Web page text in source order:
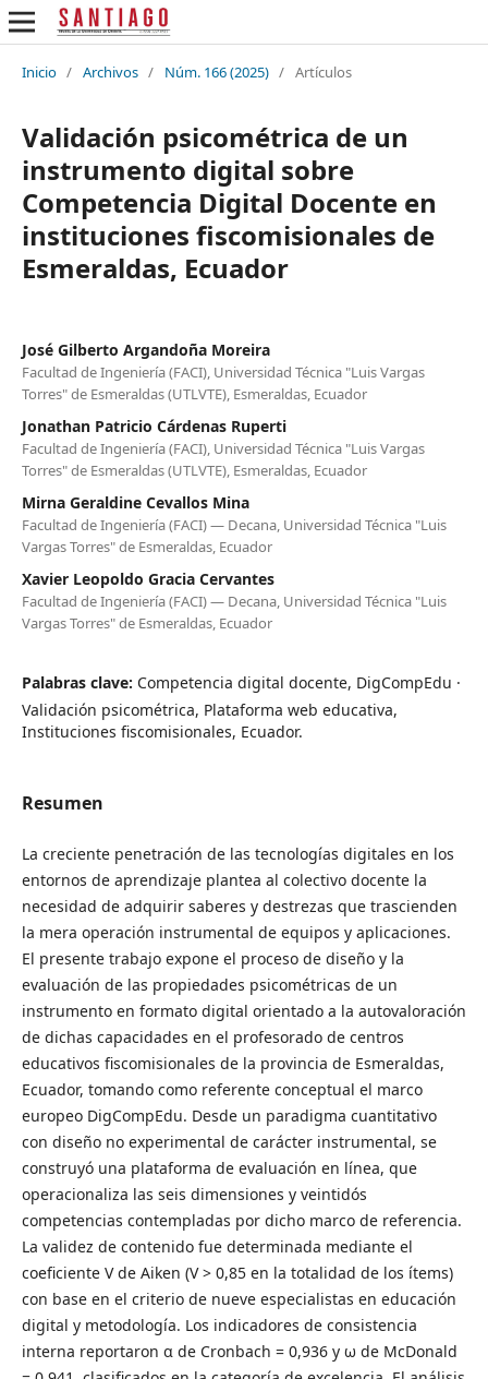
Inicio / Archivos / Núm. 166 (2025) / Artículos
Validación psicométrica de un
instrumento digital sobre
Competencia Digital Docente en
instituciones fiscomisionales de
Esmeraldas, Ecuador
José Gilberto Argandoña Moreira
Facultad de Ingeniería (FACI), Universidad Técnica "Luis Vargas
Torres" de Esmeraldas (UTLVTE), Esmeraldas, Ecuador
Jonathan Patricio Cárdenas Ruperti
Facultad de Ingeniería (FACI), Universidad Técnica "Luis Vargas
Torres" de Esmeraldas (UTLVTE), Esmeraldas, Ecuador
Mirna Geraldine Cevallos Mina
Facultad de Ingeniería (FACI) — Decana, Universidad Técnica "Luis
Vargas Torres" de Esmeraldas, Ecuador
Xavier Leopoldo Gracia Cervantes
Facultad de Ingeniería (FACI) — Decana, Universidad Técnica "Luis
Vargas Torres" de Esmeraldas, Ecuador
Palabras clave: Competencia digital docente, DigCompEdu ·
Validación psicométrica, Plataforma web educativa,
Instituciones fiscomisionales, Ecuador.
Resumen
La creciente penetración de las tecnologías digitales en los
entornos de aprendizaje plantea al colectivo docente la
necesidad de adquirir saberes y destrezas que trascienden
la mera operación instrumental de equipos y aplicaciones.
El presente trabajo expone el proceso de diseño y la
evaluación de las propiedades psicométricas de un
instrumento en formato digital orientado a la autovaloración
de dichas capacidades en el profesorado de centros
educativos fiscomisionales de la provincia de Esmeraldas,
Ecuador, tomando como referente conceptual el marco
europeo DigCompEdu. Desde un paradigma cuantitativo
con diseño no experimental de carácter instrumental, se
construyó una plataforma de evaluación en línea, que
operacionaliza las seis dimensiones y veintidós
competencias contempladas por dicho marco de referencia.
La validez de contenido fue determinada mediante el
coeficiente V de Aiken (V > 0,85 en la totalidad de los ítems)
con base en el criterio de nueve especialistas en educación
digital y metodología. Los indicadores de consistencia
interna reportaron α de Cronbach = 0,936 y ω de McDonald